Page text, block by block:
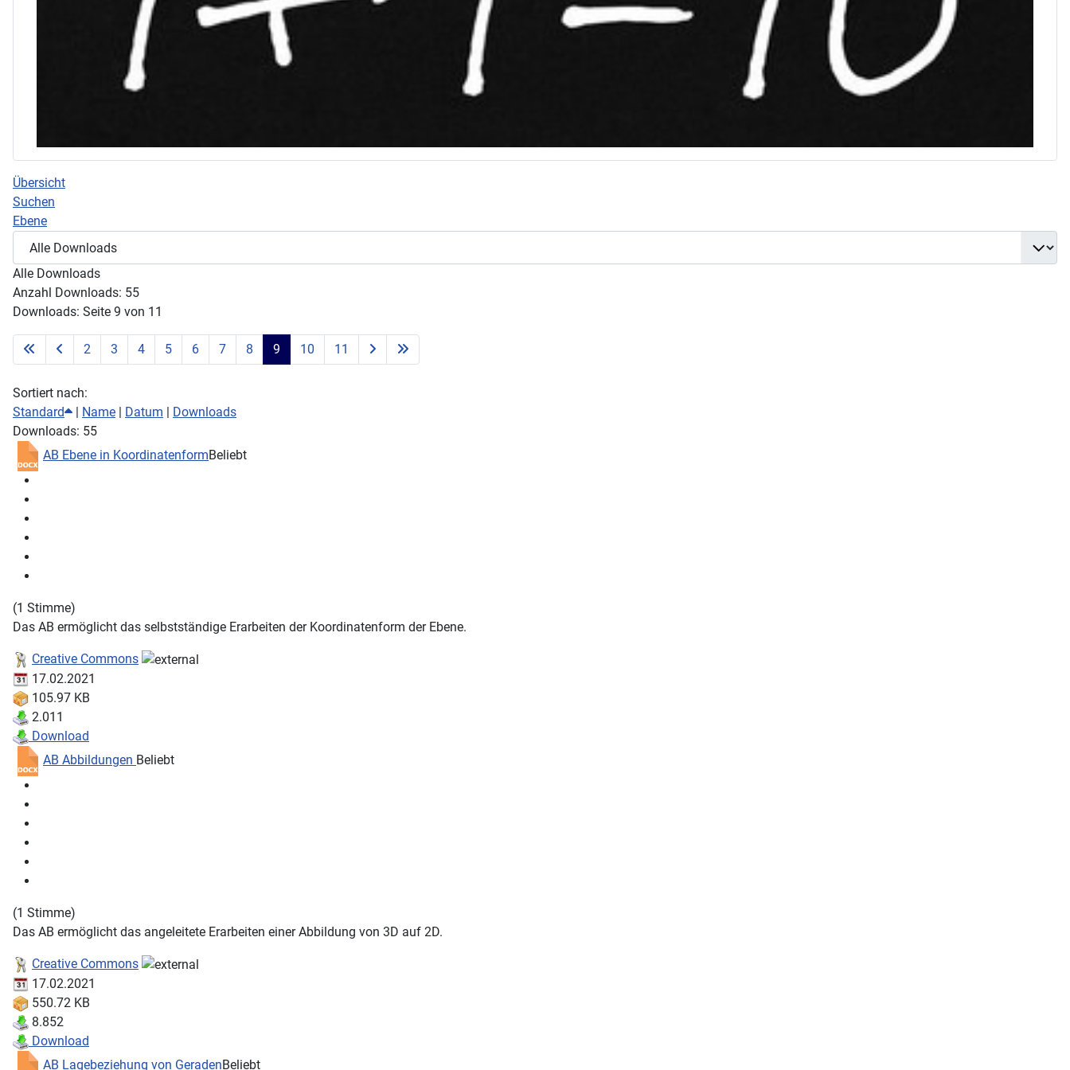
Übersicht
Suchen
Ebene
Alle Downloads
Anzahl Downloads: 55
Downloads: Seite 9 von 11
2 3 4 5 6 7 8 9 10 11
Sortiert nach:
Standard
Name Datum
Downloads
Downloads: 55
AB Ebene in KoordinatenformBeliebt
(1 Stimme)
Das AB ermöglicht das selbstständige Erarbeiten der Koordinatenform der Ebene.
Creative Commons
17.02.2021
105.97 KB
2.011
Download
AB Abbildungen Beliebt
(1 Stimme)
Das AB ermöglicht das angeleitete Erarbeiten einer Abbildung von 3D auf 2D.
Creative Commons
17.02.2021
550.72 KB
8.852
Download
AB Lagebeziehung von GeradenBeliebt